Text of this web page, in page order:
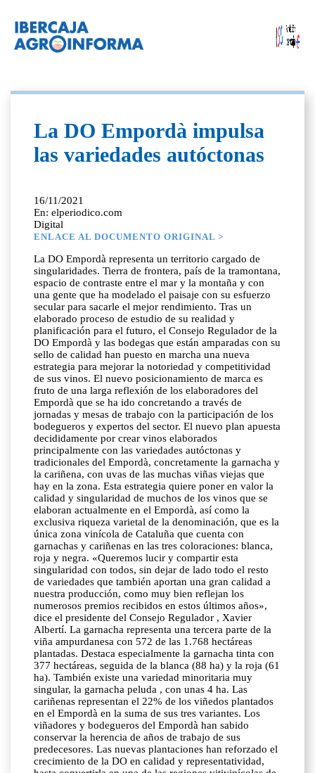
La DO Empordà impulsa
las variedades autóctonas
16/11/2021
En: elperiodico.com
Digital
ENLACE AL DOCUMENTO ORIGINAL >
La DO Empordà representa un territorio cargado de
singularidades. Tierra de frontera, país de la tramontana,
espacio de contraste entre el mar y la montaña y con
una gente que ha modelado el paisaje con su esfuerzo
secular para sacarle el mejor rendimiento. Tras un
elaborado proceso de estudio de su realidad y
planificación para el futuro, el Consejo Regulador de la
DO Empordà y las bodegas que están amparadas con su
sello de calidad han puesto en marcha una nueva
estrategia para mejorar la notoriedad y competitividad
de sus vinos. El nuevo posicionamiento de marca es
fruto de una larga reflexión de los elaboradores del
Empordà que se ha ido concretando a través de
jornadas y mesas de trabajo con la participación de los
bodegueros y expertos del sector. El nuevo plan apuesta
decididamente por crear vinos elaborados
principalmente con las variedades autóctonas y
tradicionales del Empordà, concretamente la garnacha y
la cariñena, con uvas de las muchas viñas viejas que
hay en la zona. Esta estrategia quiere poner en valor la
calidad y singularidad de muchos de los vinos que se
elaboran actualmente en el Empordà, así como la
exclusiva riqueza varietal de la denominación, que es la
única zona vinícola de Cataluña que cuenta con
garnachas y cariñenas en las tres coloraciones: blanca,
roja y negra. «Queremos lucir y compartir esta
singularidad con todos, sin dejar de lado todo el resto
de variedades que también aportan una gran calidad a
nuestra producción, como muy bien reflejan los
numerosos premios recibidos en estos últimos años»,
dice el presidente del Consejo Regulador , Xavier
Albertí. La garnacha representa una tercera parte de la
viña ampurdanesa con 572 de las 1.768 hectáreas
plantadas. Destaca especialmente la garnacha tinta con
377 hectáreas, seguida de la blanca (88 ha) y la roja (61
ha). También existe una variedad minoritaria muy
singular, la garnacha peluda , con unas 4 ha. Las
cariñenas representan el 22% de los viñedos plantados
en el Empordà en la suma de sus tres variantes. Los
viñadores y bodegueros del Empordà han sabido
conservar la herencia de años de trabajo de sus
predecesores. Las nuevas plantaciones han reforzado el
crecimiento de la DO en calidad y representatividad,